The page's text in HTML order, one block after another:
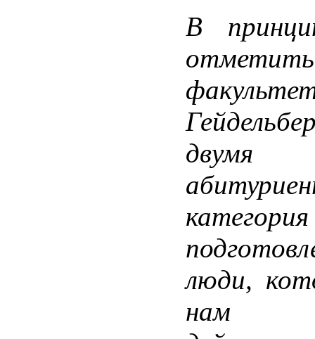
В
двумя
люди,
нам